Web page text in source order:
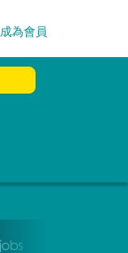
成為會員